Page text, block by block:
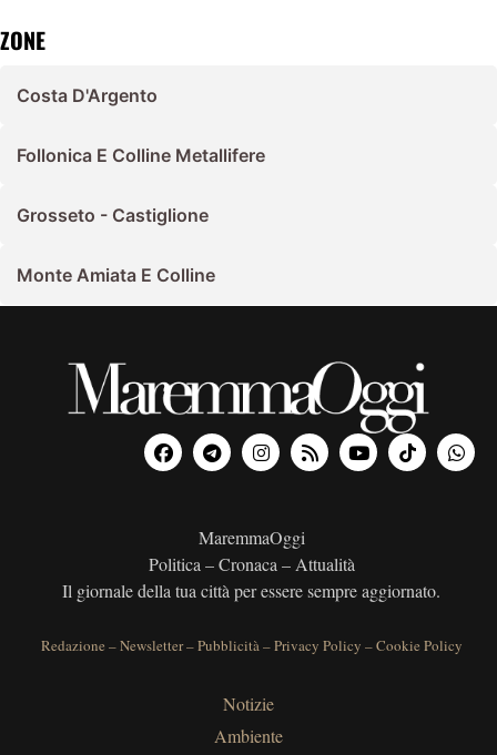
ZONE
Costa D'Argento
Follonica E Colline Metallifere
Grosseto - Castiglione
Monte Amiata E Colline
MaremmaOggi
Politica – Cronaca – Attualità
Il giornale della tua città per essere sempre aggiornato.
Redazione –Newsletter–Pubblicità–Privacy Policy –Cookie Policy
Notizie
Ambiente